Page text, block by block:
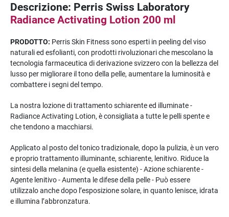
Descrizione: Perris Swiss Laboratory
Radiance Activating Lotion 200 ml
PRODOTTO: Perris Skin Fitness sono esperti in peeling del viso
naturali ed esfolianti, con prodotti rivoluzionari che mescolano la
tecnologia farmaceutica di derivazione svizzero con la bellezza del
lusso per migliorare il tono della pelle, aumentare la luminosità e
combattere i segni del tempo.
La nostra lozione di trattamento schiarente ed illuminate -
Radiance Activating Lotion, è consigliata a tutte le pelli spente e
che tendono a macchiarsi.
Applicato al posto del tonico tradizionale, dopo la pulizia, è un vero
e proprio trattamento illuminante, schiarente, lenitivo. Riduce la
sintesi della melanina (e quella esistente) - Azione schiarente -
Agente lenitivo - Aumenta le difese della pelle - Può essere
utilizzalo anche dopo l’esposizione solare, in quanto lenisce, idrata
e illumina l’abbronzatura.